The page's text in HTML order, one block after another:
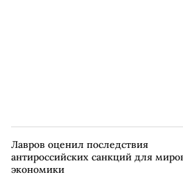
Лавров оценил последствия
антироссийских санкций для
экономики